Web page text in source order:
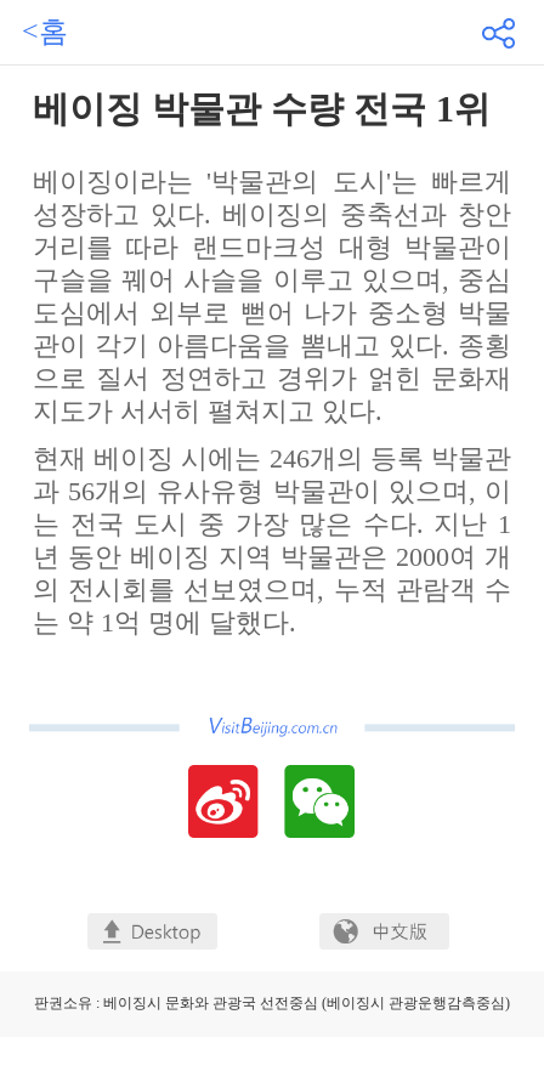
<홈
베이징 박물관 수량 전국 1위
베이징이라는 '박물관의 도시'는 빠르게
성장하고 있다. 베이징의 중축선과 창안
거리를 따라 랜드마크성 대형 박물관이
구슬을 꿰어 사슬을 이루고 있으며, 중심
도심에서 외부로 뻗어 나가 중소형 박물
관이 각기 아름다움을 뽐내고 있다. 종횡
으로 질서 정연하고 경위가 얽힌 문화재
지도가 서서히 펼쳐지고 있다.
현재 베이징 시에는 246개의 등록 박물관
과 56개의 유사유형 박물관이 있으며, 이
는 전국 도시 중 가장 많은 수다. 지난 1
년 동안 베이징 지역 박물관은 2000여 개
의 전시회를 선보였으며, 누적 관람객 수
는 약 1억 명에 달했다.
판권소유 : 베이징시 문화와 관광국 선전중심 (베이징시 관광운행감측중심)